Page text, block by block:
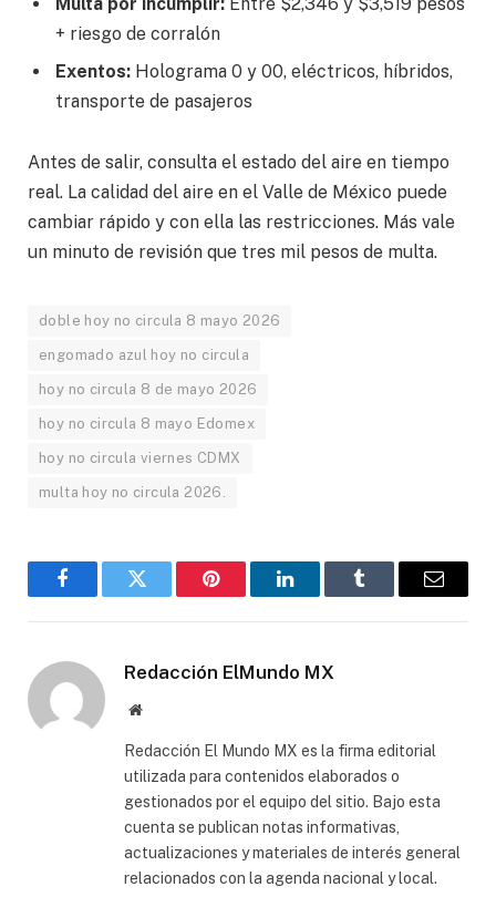
+ riesgo de corralón
Exentos: Holograma 0 y 00, eléctricos, híbridos,
transporte de pasajeros
Antes de salir, consulta el estado del aire en tiempo
real. La calidad del aire en el Valle de México puede
cambiar rápido y con ella las restricciones. Más vale
un minuto de revisión que tres mil pesos de multa.
doble hoy no circula 8 mayo 2026
engomado azul hoy no circula
hoy no circula 8 de mayo 2026
hoy no circula 8 mayo Edomex
hoy no circula viernes CDMX
multa hoy no circula 2026.
FacebookGorjeo Pinterest LinkedInTumblr
Correo
Redacción ElMundo MX
Sitio
Redacción El Mundo MX es la firma editorial
utilizada para contenidos elaborados o
gestionados por el equipo del sitio. Bajo esta
cuenta se publican notas informativas,
actualizaciones y materiales de interés general
relacionados con la agenda nacional y local.